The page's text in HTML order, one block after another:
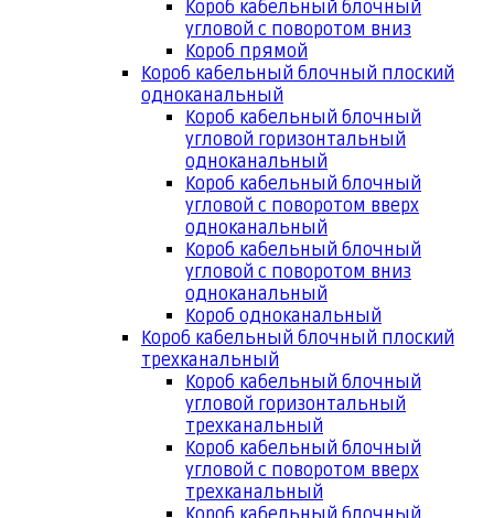
Короб кабельный блочный
угловой с поворотом вниз
Короб прямой
Короб кабельный блочный плоский
одноканальный
Короб кабельный блочный
угловой горизонтальный
одноканальный
Короб кабельный блочный
угловой с поворотом вверх
одноканальный
Короб кабельный блочный
угловой с поворотом вниз
одноканальный
Короб одноканальный
Короб кабельный блочный плоский
трехканальный
Короб кабельный блочный
угловой горизонтальный
трехканальный
Короб кабельный блочный
угловой с поворотом вверх
трехканальный